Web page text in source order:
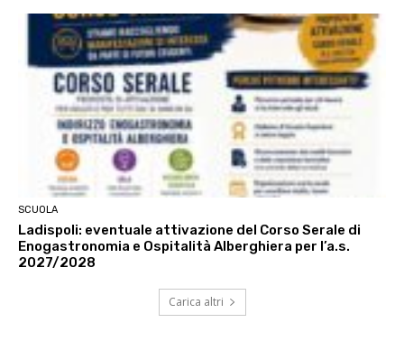
SCUOLA
Ladispoli: eventuale attivazione del Corso Serale di
Enogastronomia e Ospitalità Alberghiera per l’a.s.
2027/2028
Carica altri